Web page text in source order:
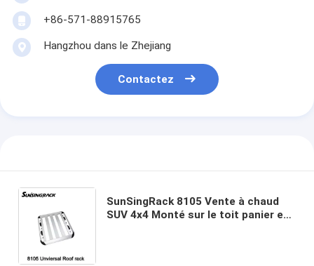
+86-571-88915765
Hangzhou dans le Zhejiang
Contactez
SunSingRack 8105 Vente à chaud
SUV 4x4 Monté sur le toit panier en